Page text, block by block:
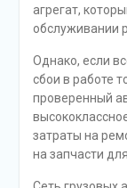
агрегат,
обслуживании
Однако, если
сбои в работе
проверенный
затраты на
на запчасти